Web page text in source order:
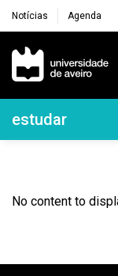
Notícias Agenda
Navegação
Navegação
estudar
No content to